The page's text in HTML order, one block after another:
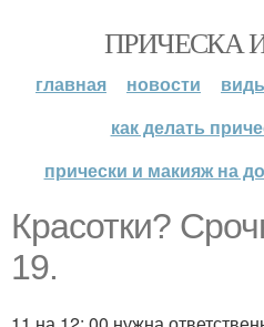
ПРИЧЕСКА
главная новости
как делать
прически и макияж на
Красотки?
19.